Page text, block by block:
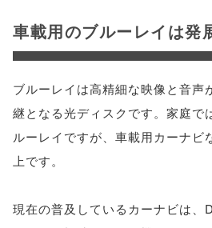
車載用のブルーレイは発
ブルーレイは高精細な映像と音声
継となる光ディスクです。家庭で
ルーレイですが、車載用カーナビ
上です。
現在の普及しているカーナビは、